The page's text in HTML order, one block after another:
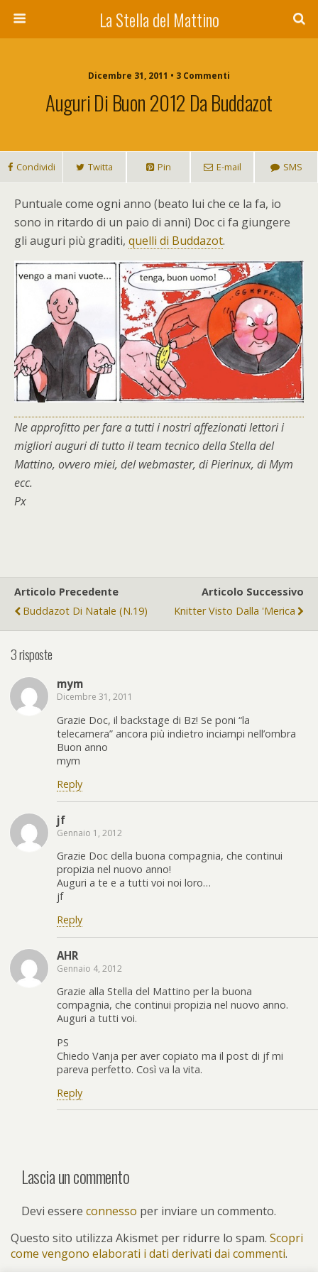
La Stella del Mattino
Dicembre 31, 2011 • 3 Commenti
Auguri Di Buon 2012 Da Buddazot
Condividi Twitta Pin E-mail SMS
Puntuale come ogni anno (beato lui che ce la fa, io
sono in ritardo di un paio di anni) Doc ci fa giungere
gli auguri più graditi, quelli di Buddazot.
Ne approfitto per fare a tutti i nostri affezionati lettori i
migliori auguri di tutto il team tecnico della Stella del
Mattino, ovvero miei, del webmaster, di Pierinux, di Mym
ecc.
Px
Articolo Precedente
Buddazot Di Natale (n.19)
Articolo Successivo
Knitter Visto Dalla 'Merica
3 risposte
mym
Dicembre 31, 2011
Grazie Doc, il backstage di Bz! Se poni “la
telecamera” ancora più indietro inciampi nell’ombra
Buon anno
mym
Reply
jf
Gennaio 1, 2012
Grazie Doc della buona compagnia, che continui
propizia nel nuovo anno!
Auguri a te e a tutti voi noi loro…
jf
Reply
AHR
Gennaio 4, 2012
Grazie alla Stella del Mattino per la buona
compagnia, che continui propizia nel nuovo anno.
Auguri a tutti voi.
PS
Chiedo Vanja per aver copiato ma il post di jf mi
pareva perfetto. Così va la vita.
Reply
Lascia un commento
Devi essere connesso per inviare un commento.
Questo sito utilizza Akismet per ridurre lo spam. Scopri
come vengono elaborati i dati derivati dai commenti.